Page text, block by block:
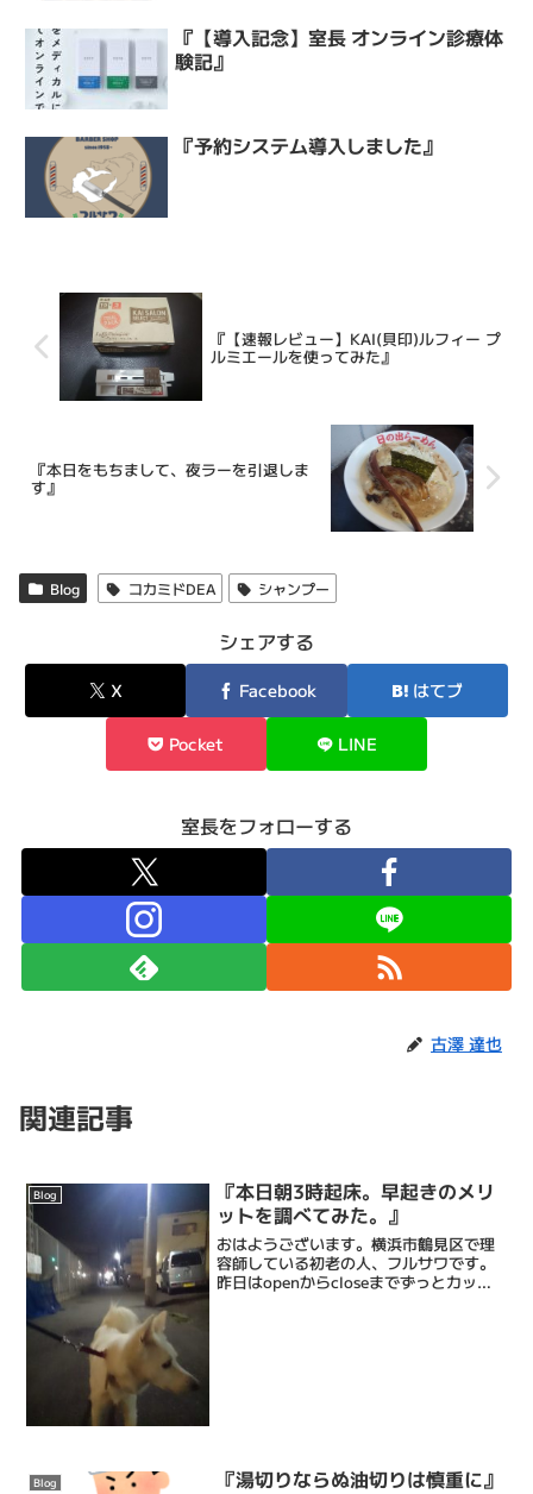
『【導入記念】室長 オンライン診療体
験記』
『予約システム導入しました』
『【速報レビュー】KAI(貝印)ルフィー プ
ルミエールを使ってみた』
『本日をもちまして、夜ラーを引退しま
す』
Blog コカミドDEA シャンプー
シェアする
X Facebook はてブ
Pocket LINE
室長をフォローする
古澤 達也
関連記事
Blog
『本日朝3時起床。早起きのメリ
ットを調べてみた。』
おはようございます。横浜市鶴見区で理
容師している初老の人、フルサワです。
昨日はopenからcloseまでずっとカット
Blog 『湯切りならぬ油切りは慎重に』